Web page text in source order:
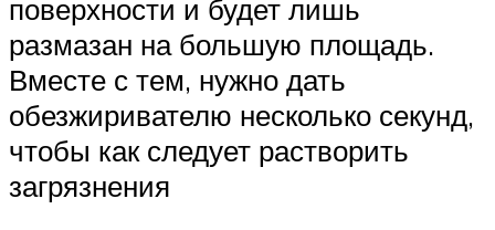
поверхности и будет лишь
размазан на большую площадь.
Вместе с тем, нужно дать
обезжиривателю несколько секунд,
чтобы как следует растворить
загрязнения